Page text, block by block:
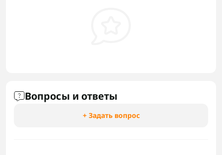
Вопросы и ответы
+ Задать вопрос